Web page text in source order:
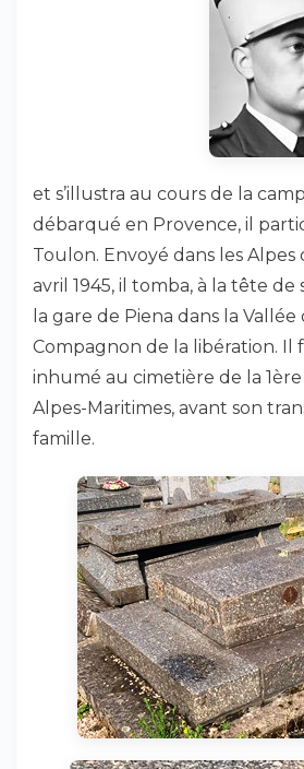
et s’illustra au cours de la
débarqué en Provence, il
Toulon. Envoyé dans les
avril 1945, il tomba, à la tête de
la gare de Piena dans la
Compagnon de la libération.
inhumé au cimetière de la 1ère
Alpes-Maritimes, avant son
famille.